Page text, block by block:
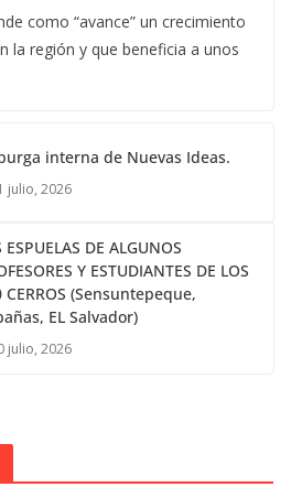
como “avance” un crecimiento
la región y que beneficia a unos
interna de Nuevas Ideas.
julio, 2026
ESPUELAS DE ALGUNOS
Y ESTUDIANTES DE LOS
CERROS (Sensuntepeque,
EL Salvador)
julio, 2026